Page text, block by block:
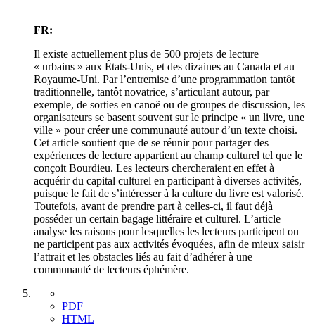
FR:
Il existe actuellement plus de 500 projets de lecture
« urbains » aux États-Unis, et des dizaines au Canada et au
Royaume-Uni. Par l’entremise d’une programmation tantôt
traditionnelle, tantôt novatrice, s’articulant autour, par
exemple, de sorties en canoë ou de groupes de discussion, les
organisateurs se basent souvent sur le principe « un livre, une
ville » pour créer une communauté autour d’un texte choisi.
Cet article soutient que de se réunir pour partager des
expériences de lecture appartient au champ culturel tel que le
conçoit Bourdieu. Les lecteurs chercheraient en effet à
acquérir du capital culturel en participant à diverses activités,
puisque le fait de s’intéresser à la culture du livre est valorisé.
Toutefois, avant de prendre part à celles-ci, il faut déjà
posséder un certain bagage littéraire et culturel. L’article
analyse les raisons pour lesquelles les lecteurs participent ou
ne participent pas aux activités évoquées, afin de mieux saisir
l’attrait et les obstacles liés au fait d’adhérer à une
communauté de lecteurs éphémère.
PDF
HTML